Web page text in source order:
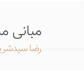
مبانی
رضا